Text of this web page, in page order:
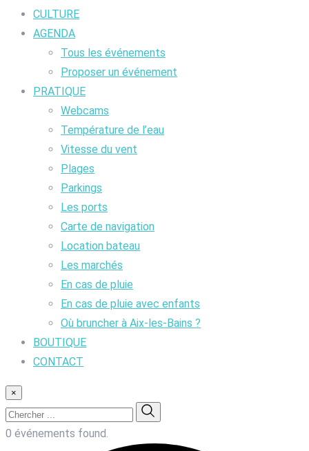
CULTURE
AGENDA
Tous les événements
Proposer un événement
PRATIQUE
Webcams
Température de l’eau
Vitesse du vent
Plages
Parkings
Les ports
Carte de navigation
Location bateau
Les marchés
En cas de pluie
En cas de pluie avec enfants
Où bruncher à Aix-les-Bains ?
BOUTIQUE
CONTACT
×
0 événements found.